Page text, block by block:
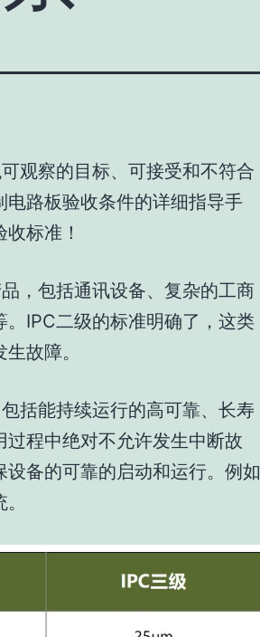
观察的目标、可接受和不符合
路板验收条件的详细指导手
标准！
，包括通讯设备、复杂的工商
IPC二级的标准明确了，这类
故障。
括能持续运行的高可靠、长寿
程中绝对不允许发生中断故
备的可靠的启动和运行。例如